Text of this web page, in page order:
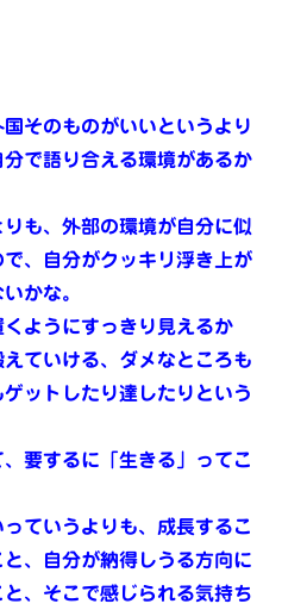
国そのものがいいというより
で語り合える環境があるか
も、外部の環境が自分に似
、自分がクッキリ浮き上が
かな。
ようにすっきり見えるか
ていける、ダメなところも
ットしたり達したりという
要するに「生きる」ってこ
ていうよりも、成長するこ
、自分が納得しうる方向に
、そこで感じられる気持ち